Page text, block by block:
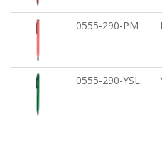
0555-290-PM
0555-290-YSL